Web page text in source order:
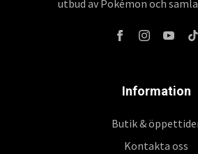
utbud av Pokémon och
Information
Butik &
Kontakta oss